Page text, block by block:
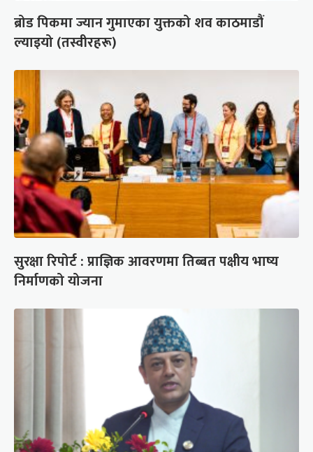
ब्रोड पिकमा ज्यान गुमाएका युक्तको शव काठमाडौं
ल्याइयो (तस्वीरहरू)
सुरक्षा रिपोर्ट : प्राज्ञिक आवरणमा तिब्बत पक्षीय भाष्य
निर्माणको योजना